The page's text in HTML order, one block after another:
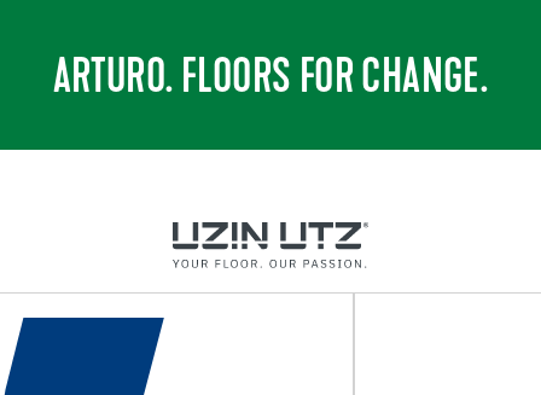
ARTURO. FLOORS FOR CHANGE.